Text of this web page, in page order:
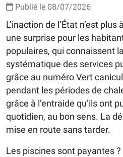
Publié le 08/07/2026
L’inaction de l’État n’est
une surprise pour les
populaires, qui connaissent
systématique des services
grâce au numéro Vert
pendant les périodes de
grâce à l’entraide qu’ils ont
quotidien, au bon sens. La
mise en route sans tarder.
Les piscines sont payantes ?